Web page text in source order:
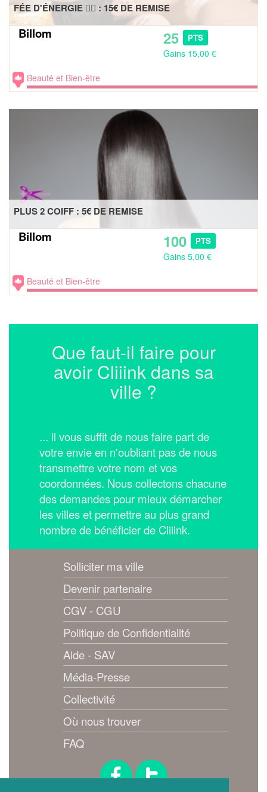
FÉE D'ÉNERGIE 🧚‍♀️ : 15€ DE REMISE
Billom 25 PTS
Gains 15,00 €
Beauté et Bien-être
PLUS 2 COIFF : 5€ DE REMISE
Billom 100 PTS
Gains 5,00 €
Beauté et Bien-être
Que faut-il faire pour
avoir Cliiink dans sa
ville ?
... il vous suffit de nous faire part de
votre envie en n'oubliant pas de nous
transmettre votre nom et vos
coordonnées. Nous collectons chacune
des demandes pour mieux démarcher
les villes et permettre au plus grand
nombre de bénéficier de Cliiink.
Solliciter ma ville
Devenir partenaire
CGV - CGU
Politique de Confidentialité
Aide - SAV
Média-Presse
Collectivité
Où nous trouver
FAQ